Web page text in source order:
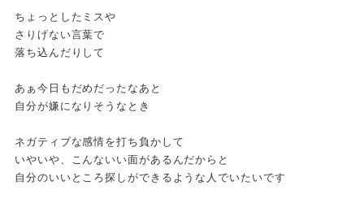
ちょっとしたミスや
さりげない言葉で
落ち込んだりして
あぁ今日もだめだったなあと
自分が嫌になりそうなとき
ネガティブな感情を打ち負かして
いやいや、こんないい面があるんだからと
自分のいいところ探しができるような人でいたいです